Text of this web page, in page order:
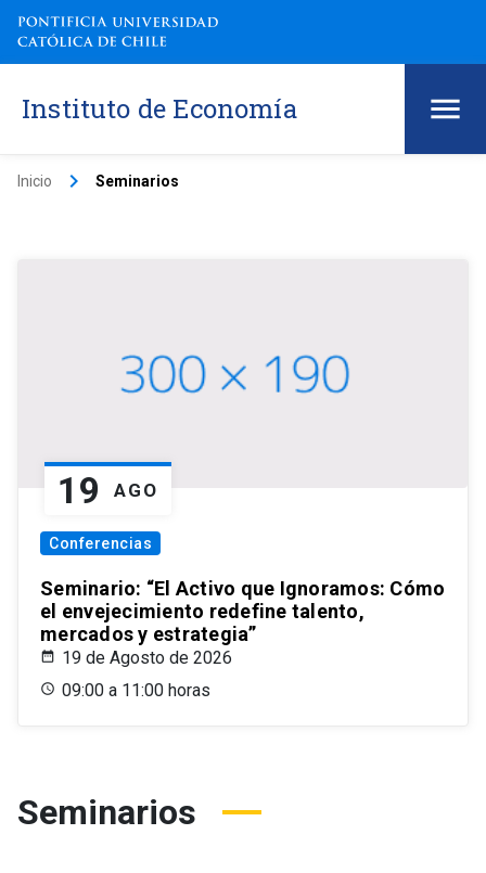
Instituto de Economía
Inicio keyboard_arrow_right Seminarios
19 AGO
Conferencias
Seminario: “El Activo que Ignoramos: Cómo
el envejecimiento redefine talento,
mercados y estrategia”
19 de Agosto de 2026
09:00 a 11:00 horas
Seminarios